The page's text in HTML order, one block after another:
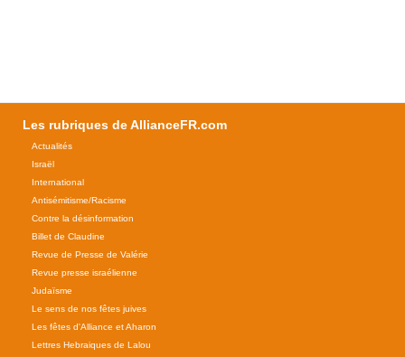
Les rubriques de AllianceFR.com
Actualités
Israël
International
Antisémitisme/Racisme
Contre la désinformation
Billet de Claudine
Revue de Presse de Valérie
Revue presse israélienne
Judaïsme
Le sens de nos fêtes juives
Les fêtes d'Alliance et Aharon
Lettres Hebraiques de Lalou